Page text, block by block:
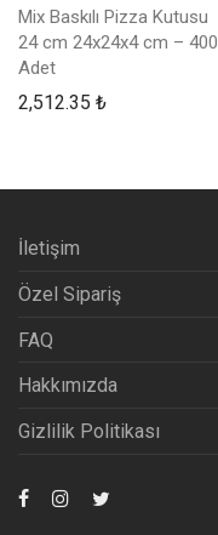
Mix Baskılı Pizza Kutusu
24 cm 24x24x4 cm – 400
Adet
2,512.35 ₺
İletişim
Özel Sipariş
FAQ
Hakkımızda
Gizlilik Politikası